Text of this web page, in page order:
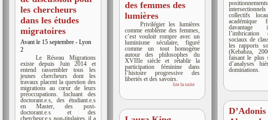
les chercheurs
dans les études
migratoires
Avant le 15 septembre - Lyon
2
Le Réseau Migrations
existe depuis Juin 2014 et
entend rassembler tous les
jeunes chercheurs dont les
travaux placent la question des
migrations au cœur de leurs
préoccupations. Incluant des
doctorant.e.s, des étudiant.e.s
en Master, des post-
doctorant.e.s et des
chercheur.e.s non-titulaires, il a
des femmes des
lumières
Privilégier les lumières
comme emblème des femmes,
c’est vouloir rompre avec un
luminisme séculaire, figuré
comme un tout homogène
autour des philosophes du
XVIIIe siècle et rétablir la
participation féminine dans
l’histoire progressive des
libertés et des savoirs.
lire la suite
positionnements
collectifs
académique
davantage
l’imbrication
sociaux de
les rapports
(Kebabza,
faisant le plus
d’analyses
dominations.
D’Adonis